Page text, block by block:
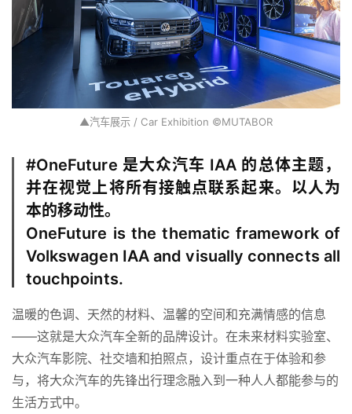
页
案
例
快
讯
▲汽车展示 / Car Exhibition ©MUTABOR
#OneFuture 是大众汽车 IAA 的总体主题，
并在视觉上将所有接触点联系起来。以人为
本的移动性。
OneFuture is the thematic framework of
Volkswagen IAA and visually connects all
touchpoints.
温暖的色调、天然的材料、温馨的空间和充满情感的信息
——这就是大众汽车全新的品牌设计。在未来材料实验室、
大众汽车影院、社交墙和拍照点，设计重点在于体验和参
与，将大众汽车的先锋出行理念融入到一种人人都能参与的
生活方式中。